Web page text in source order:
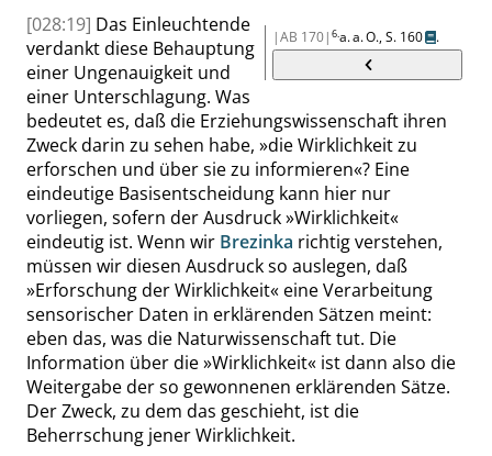
|AB 170| 6.a. a. O.,S. 160 .
[028:19] Das Einleuchtende
verdankt diese Behauptung
einer Ungenauigkeit und
einer Unterschlagung. Was
bedeutet es, daß die Erziehungswissenschaft ihren
Zweck darin zu sehen habe, »die Wirklichkeit zu
erforschen und über sie zu informieren«? Eine
eindeutige Basisentscheidung kann hier nur
vorliegen, sofern der Ausdruck»Wirklichkeit«
eindeutig ist. Wenn wir Brezinka richtig verstehen,
müssen wir diesen Ausdruck so auslegen, daß
»Erforschung der Wirklichkeit« eine Verarbeitung
sensorischer Daten in erklärenden Sätzen meint:
eben das, was die Naturwissenschaft tut. Die
Information über die»Wirklichkeit« ist dann also die
Weitergabe der so gewonnenen erklärenden Sätze.
Der Zweck, zu dem das geschieht, ist die
Beherrschung jener Wirklichkeit.